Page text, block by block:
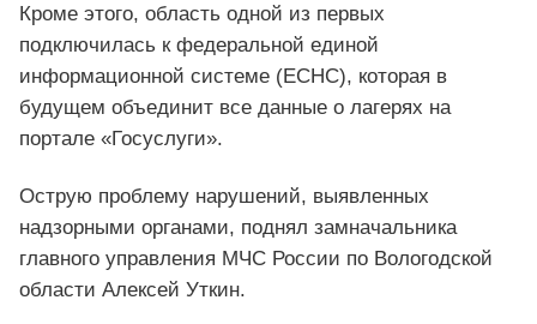
Кроме этого, область одной из первых
подключилась к федеральной единой
информационной системе (ЕСНС), которая в
будущем объединит все данные о лагерях на
портале «Госуслуги».
Острую проблему нарушений, выявленных
надзорными органами, поднял замначальника
главного управления МЧС России по Вологодской
области Алексей Уткин.